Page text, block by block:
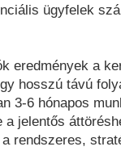
ügyfelek
eredmények a
hosszú távú
3-6 hónapos
jelentős
rendszeres,